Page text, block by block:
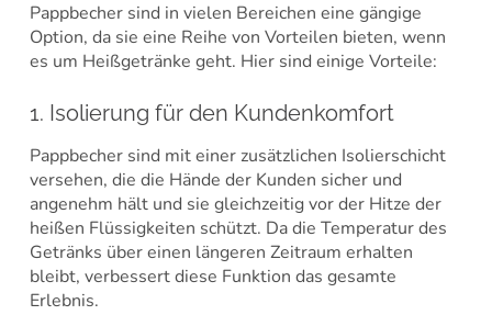
Pappbecher sind in vielen Bereichen eine gängige
Option, da sie eine Reihe von Vorteilen bieten, wenn
es um Heißgetränke geht. Hier sind einige Vorteile:
1. Isolierung für den Kundenkomfort
Pappbecher sind mit einer zusätzlichen Isolierschicht
versehen, die die Hände der Kunden sicher und
angenehm hält und sie gleichzeitig vor der Hitze der
heißen Flüssigkeiten schützt. Da die Temperatur des
Getränks über einen längeren Zeitraum erhalten
bleibt, verbessert diese Funktion das gesamte
Erlebnis.